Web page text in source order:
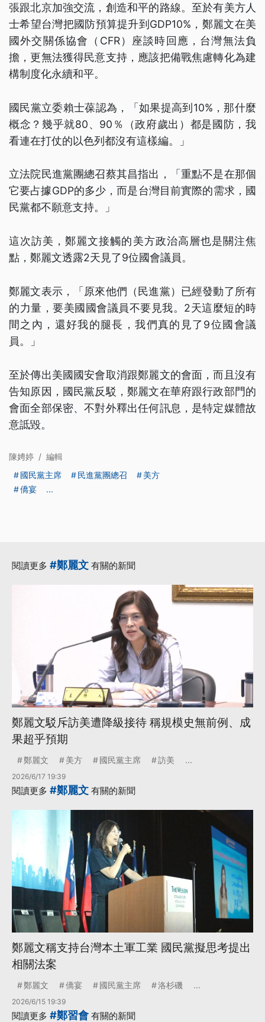
張跟北京加強交流，創造和平的路線。至於有美方人
士希望台灣把國防預算提升到GDP10%，鄭麗文在美
國外交關係協會（CFR）座談時回應，台灣無法負
擔，更無法獲得民意支持，應該把備戰焦慮轉化為建
構制度化永續和平。
國民黨立委賴士葆認為，「如果提高到10%，那什麼
概念？幾乎就80、90％（政府歲出）都是國防，我
看連在打仗的以色列都沒有這樣編。」
立法院民進黨團總召蔡其昌指出，「重點不是在那個
它要占據GDP的多少，而是台灣目前實際的需求，國
民黨都不願意支持。」
這次訪美，鄭麗文接觸的美方政治高層也是關注焦
點，鄭麗文透露2天見了9位國會議員。
鄭麗文表示，「原來他們（民進黨）已經發動了所有
的力量，要美國國會議員不要見我。2天這麼短的時
間之內，還好我的腿長，我們真的見了9位國會議
員。」
至於傳出美國國安會取消跟鄭麗文的會面，而且沒有
告知原因，國民黨反駁，鄭麗文在華府跟行政部門的
會面全部保密、不對外釋出任何訊息，是特定媒體故
意詆毀。
陳娉婷 / 編輯
國民黨主席
民進黨團總召
美方
僑宴
...
閱讀更多 #鄭麗文 有關的新聞
鄭麗文駁斥訪美遭降級接待 稱規模史無前例、成
果超乎預期
鄭麗文 美方 國民黨主席 訪美 ...
2026/6/17 19:39
閱讀更多 #鄭麗文 有關的新聞
鄭麗文稱支持台灣本土軍工業 國民黨擬思考提出
相關法案
鄭麗文 僑宴 國民黨主席 洛杉磯 ...
2026/6/15 19:39
閱讀更多 #鄭習會 有關的新聞